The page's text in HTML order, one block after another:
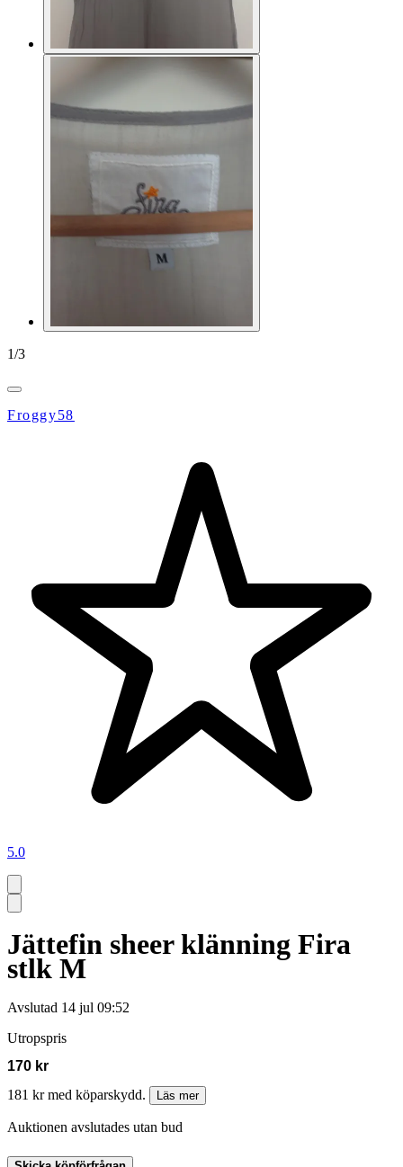
1/3
Froggy58
5.0
Jättefin sheer klänning Fira
stlk M
Avslutad 14 jul 09:52
Utropspris
170 kr
181 kr med köparskydd.
Läs mer
Auktionen avslutades utan bud